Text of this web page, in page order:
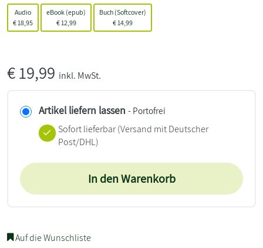
Audio
€ 18,95
eBook (epub)
€12,99
Buch (Softcover)
€ 14,99
€19,99 inkl. MwSt.
Artikel liefern lassen - Portofrei
Sofort lieferbar(Versand mit Deutscher
Post/DHL)
In den Warenkorb
Auf die Wunschliste